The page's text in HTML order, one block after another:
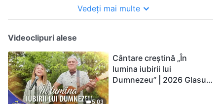
Vedeți mai multe
Videoclipuri alese
5:03
Cântare creștină „În
lumina iubirii lui
Dumnezeu” | 2026 Glasuri